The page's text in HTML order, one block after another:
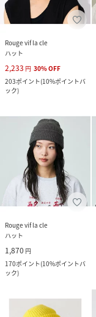
Rouge vif la cle
ハット
2,233 円 30%OFF
203ポイント(10%ポイントバ
ック)
Rouge vif la cle
ハット
1,870 円
170ポイント(10%ポイントバ
ック)